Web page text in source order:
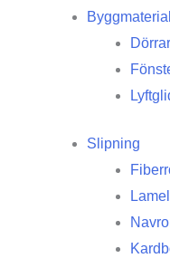
Byggmaterial
Dörrar
Slipning